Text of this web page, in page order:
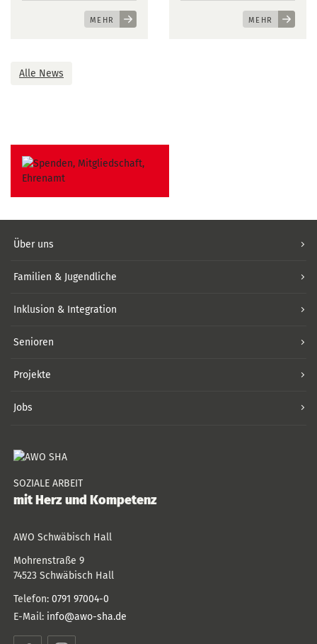
MEHR MEHR
Alle News
Über uns
Familien & Jugendliche
Inklusion & Integration
Senioren
Projekte
Jobs
SOZIALE ARBEIT
mit Herz und Kompetenz
AWO Schwäbisch Hall
Mohrenstraße 9
74523 Schwäbisch Hall
Telefon: 0791 97004-0
E-Mail: info@awo-sha.de